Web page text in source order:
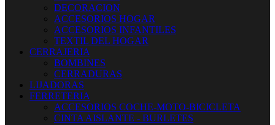
DECORACION
ACCESORIOS HOGAR
ACCESORIOS INFANTILES
TEXTIL DEL HOGAR
CERRAJERIA
BOMBINES
CERRADURAS
LIJADORAS
FERRETERIA
ACCESORIOS COCHE-MOTO-BICICLETA
CINTA AISLANTE - BURLETES